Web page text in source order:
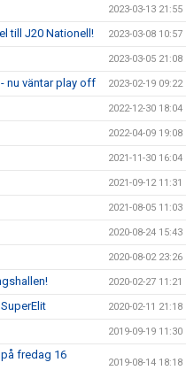
2023-03-13 21:55
till J20 Nationell! 2023-03-08 10:57
2023-03-05 21:08
nu väntar play off 2023-02-19 09:22
2022-12-30 18:04
2022-04-09 19:08
2021-11-30 16:04
2021-09-12 11:31
2021-08-05 11:03
2020-08-24 15:43
2020-08-02 23:26
2020-02-27 11:21
2020-02-11 21:18
2019-09-19 11:30
fredag 16
2019-08-14 18:18